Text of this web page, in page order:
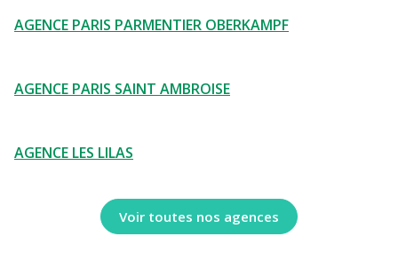
AGENCE PARIS PARMENTIER OBERKAMPF
AGENCE PARIS SAINT AMBROISE
AGENCE LES LILAS
Voir toutes nos agences